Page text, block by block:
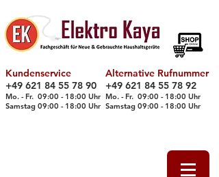
Kundenservice
+49 621 84 55 78 90
Mo. - Fr. 09:00 - 18:00 Uhr
Samstag 09:00 - 18:00 Uhr
Alternative Rufnummer
+49 621 84 55 78 92
Mo. - Fr. 09:00 - 18:00 Uhr
Samstag 09:00 - 18:00 Uhr